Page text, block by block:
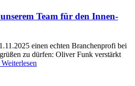
Team für den Innen-
einen echten Branchenprofi bei
zu dürfen: Oliver Funk verstärkt
Weiterlesen